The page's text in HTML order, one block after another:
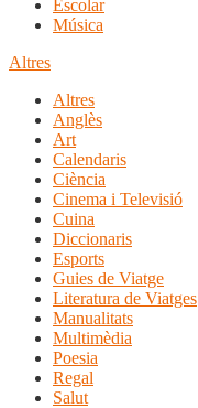
Escolar
Música
Altres
Altres
Anglès
Art
Calendaris
Ciència
Cinema i Televisió
Cuina
Diccionaris
Esports
Guies de Viatge
Literatura de Viatges
Manualitats
Multimèdia
Poesia
Regal
Salut